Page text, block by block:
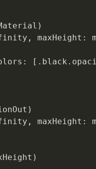
maxHeight: